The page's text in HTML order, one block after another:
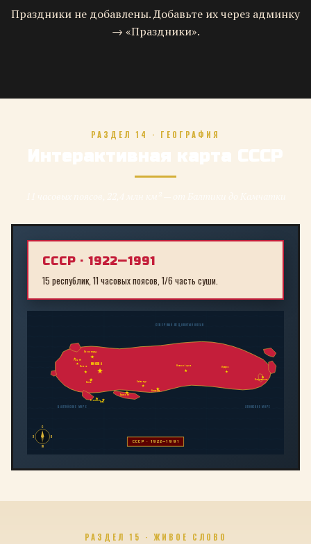
Праздники не добавлены. Добавьте их через админку
→ «Праздники».
РАЗДЕЛ 14 · ГЕОГРАФИЯ
Интерактивная карта СССР
СССР · 1922—1991
15 республик, 11 часовых поясов, 1/6 часть суши.
МОСКВА
Ленинград
Киев
Минск
Ташкент
Алма-Ата
Байконур
Новосибирск Иркутск
Владивосток
ТбилисиБаку
Рига
С
Ю
З
В
СССР · 1922—1991
БАЛТИЙСКОЕ МОРЕ
СЕВЕРНЫЙ ЛЕДОВИТЫЙ ОКЕАН
ЯПОНСКОЕ МОРЕ
РАЗДЕЛ 15 · ЖИВОЕ СЛОВО